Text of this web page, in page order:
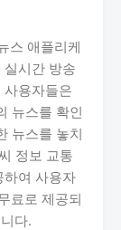
스 애플리케
시간 방송
용자들은
뉴스를 확인
뉴스를 놓치
정보 교통
하여 사용자
료로 제공되
다.